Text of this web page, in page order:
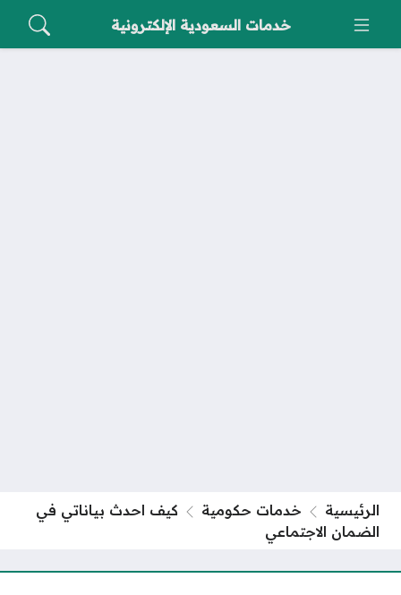
خدمات السعودية الإلكترونية
الرئيسية خدمات حكومية
كيف احدث بياناتي في
الضمان الاجتماعي